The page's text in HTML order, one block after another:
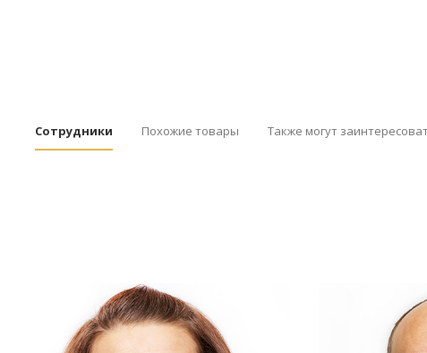
Сотрудники Похожие товары Также могут